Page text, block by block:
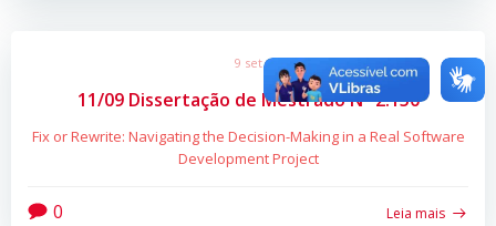
9 set
11/09 Dissertação de Mestrado Nº 2.150
Fix or Rewrite: Navigating the Decision-Making in a Real Software
Development Project
0 Leia mais